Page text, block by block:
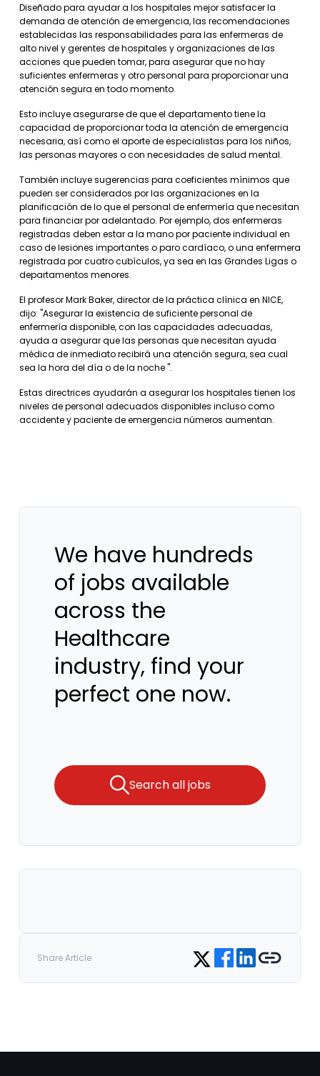
Diseñado para ayudar a los hospitales mejor satisfacer la
demanda de atención de emergencia, las recomendaciones
establecidas las responsabilidades para las enfermeras de
alto nivel y gerentes de hospitales y organizaciones de las
acciones que pueden tomar, para asegurar que no hay
suficientes enfermeras y otro personal para proporcionar una
atención segura en todo momento.
Esto incluye asegurarse de que el departamento tiene la
capacidad de proporcionar toda la atención de emergencia
necesaria, así como el aporte de especialistas para los niños,
las personas mayores o con necesidades de salud mental.
También incluye sugerencias para coeficientes mínimos que
pueden ser considerados por las organizaciones en la
planificación de lo que el personal de enfermería que necesitan
para financiar por adelantado. Por ejemplo, dos enfermeras
registradas deben estar a la mano por paciente individual en
caso de lesiones importantes o paro cardíaco, o una enfermera
registrada por cuatro cubículos, ya sea en las Grandes Ligas o
departamentos menores.
El profesor Mark Baker, director de la práctica clínica en NICE,
dijo: "Asegurar la existencia de suficiente personal de
enfermería disponible, con las capacidades adecuadas,
ayuda a asegurar que las personas que necesitan ayuda
médica de inmediato recibirá una atención segura, sea cual
sea la hora del día o de la noche ".
Estas directrices ayudarán a asegurar los hospitales tienen los
niveles de personal adecuados disponibles incluso como
accidente y paciente de emergencia números aumentan.
We have hundreds
of jobs available
across the
Healthcare
industry, find your
perfect one now.
Search all jobs
Share Article Share on Twitter
Share on Facebook
Share on LinkedIn
Copy link